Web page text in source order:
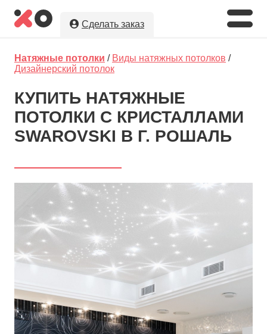
Сделать заказ
мы предложим Вамлучшую цену
натяжные потолки в г. Рошаль!
Оставляя заявку, Вы даете разрешение на
обработку и хранение Ваших персональных данных.
Вы сохраните полную анонимность до выбора
исполнителя.
5
4310
руб.
Ориентировочная площадь Вашего потолка
Натяжные потолки / Виды натяжных потолков /
Дизайнерский потолок
КУПИТЬ НАТЯЖНЫЕ
ПОТОЛКИ С КРИСТАЛЛАМИ
SWAROVSKI В Г. РОШАЛЬ